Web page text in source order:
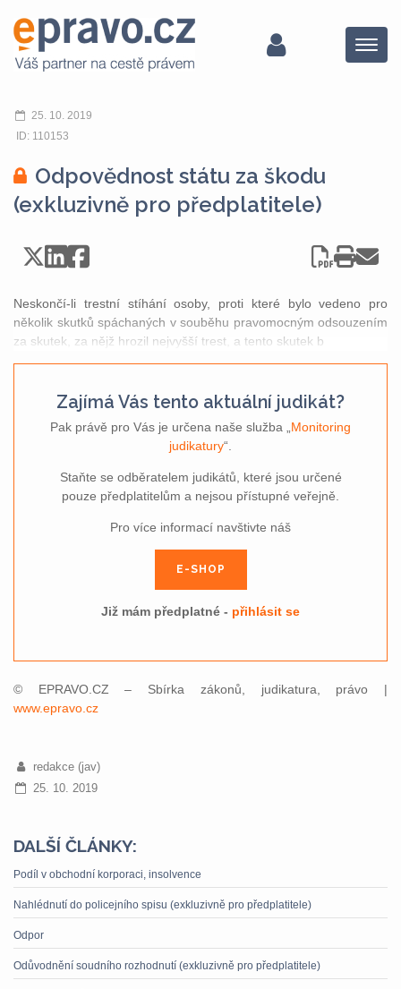
Menu
25. 10. 2019
ID: 110153
Odpovědnost státu za škodu
(exkluzivně pro předplatitele)
Neskončí-li trestní stíhání osoby, proti které bylo vedeno pro
několik skutků spáchaných v souběhu pravomocným odsouzením
za skutek, za nějž hrozil nejvyšší trest, a tento skutek b
Zajímá Vás tento aktuální judikát?
Pak právě pro Vás je určena naše služba „ Monitoring
judikatury“.
Staňte se odběratelem judikátů, které jsou určené
pouze předplatitelům a nejsou přístupné veřejně.
Pro více informací navštivte náš
E-SHOP
Již mám předplatné - přihlásit se
© EPRAVO.CZ – Sbírka zákonů, judikatura, právo |
www.epravo.cz
redakce (jav)
25. 10. 2019
DALŠÍ ČLÁNKY:
Podíl v obchodní korporaci, insolvence
Nahlédnutí do policejního spisu (exkluzivně pro předplatitele)
Odpor
Odůvodnění soudního rozhodnutí (exkluzivně pro předplatitele)